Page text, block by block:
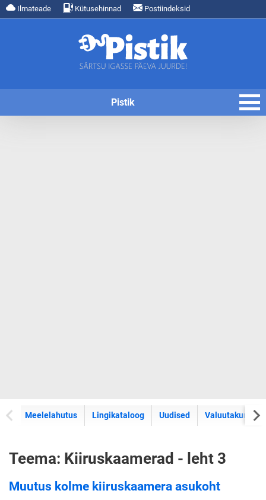
Ilmateade Kütusehinnad Postiindeksid
Pistik
Meelelahutus Lingikataloog Uudised Valuutakursid
Teema: Kiiruskaamerad - leht 3
Muutus kolme kiiruskaamera asukoht